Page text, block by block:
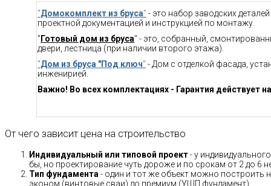
"Домокомплект из бруса" - это набор заводских
проектной документацией и инструкцией по монтажу.
" Готовый дом из бруса" - это, собранный,
двери, лестница (при наличии второго этажа).
"Дом из бруса "Под ключ" - Дом с отделкой фасада,
инженирией.
Важно! Во всех комплектациях - Гарантия действует
От чего зависит цена на строительство
Индивидуальный или типовой проект- у
бы, но проектирование чуть дороже и по срокам от 2 до 6
Тип фундамента - один и тот же объект можно построить
эконом (винтовые сваи) до премиум (УШП фундамент).